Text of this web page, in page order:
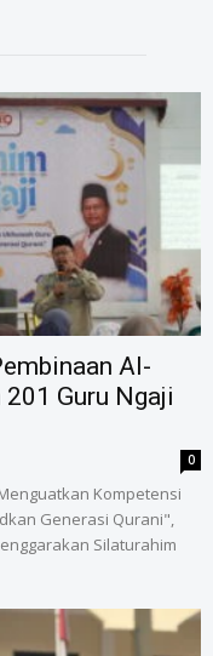
Al-
Guru Ngaji
0
Kompetensi
Generasi Qurani",
Silaturahim